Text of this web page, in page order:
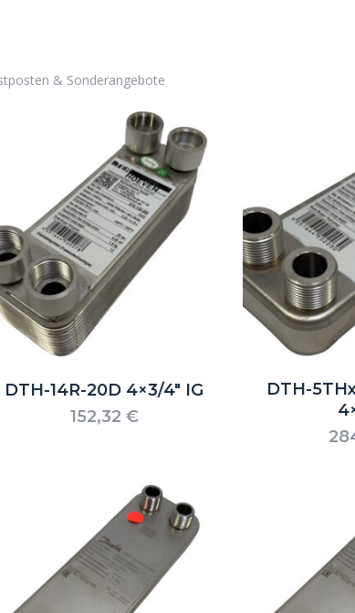
& Sonderangebote
DTH-14R-20D 4×3/4″ IG
152,32 €
DTH-